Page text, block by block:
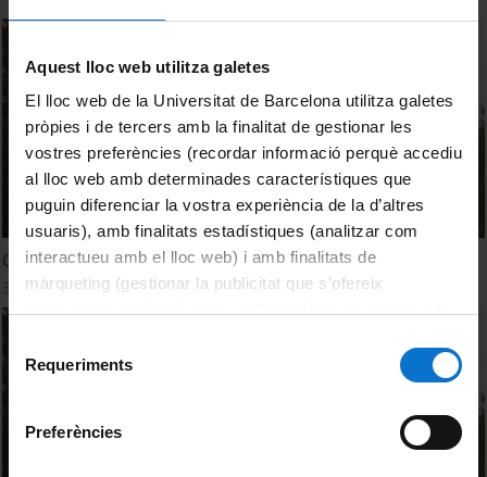
Aquest lloc web utilitza galetes
El lloc web de la Universitat de Barcelona utilitza galetes
pròpies i de tercers amb la finalitat de gestionar les
vostres preferències (recordar informació perquè accediu
al lloc web amb determinades característiques que
puguin diferenciar la vostra experiència de la d’altres
usuaris), amb finalitats estadístiques (analitzar com
interactueu amb el lloc web) i amb finalitats de
màrqueting (gestionar la publicitat que s’ofereix
consultar laPolítica de galetes del lloc web de la
Requeriments
Preferències
Grado en Geografía. Facultad de Geografía e Historia (UB)
30 juny, 2014